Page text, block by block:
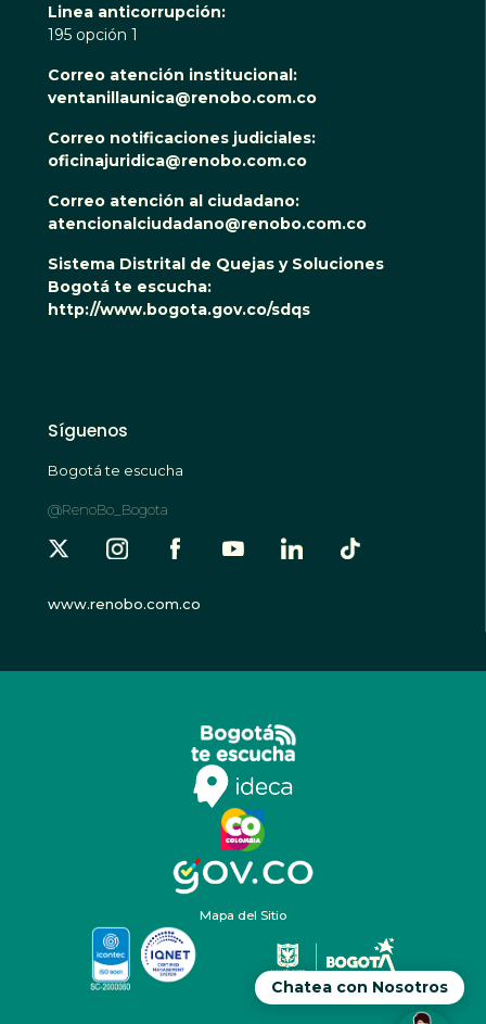
Chatea con Nosotros
Linea anticorrupción:
195 opción 1
Correo atención institucional:
ventanillaunica@renobo.com.co
Correo notificaciones judiciales:
oficinajuridica@renobo.com.co
Correo atención al ciudadano:
atencionalciudadano@renobo.com.co
Sistema Distrital de Quejas y Soluciones
Bogotá te escucha:
http://www.bogota.gov.co/sdqs
Síguenos
Bogotá te escucha
@RenoBo_Bogota
www.renobo.com.co
Mapa del Sitio